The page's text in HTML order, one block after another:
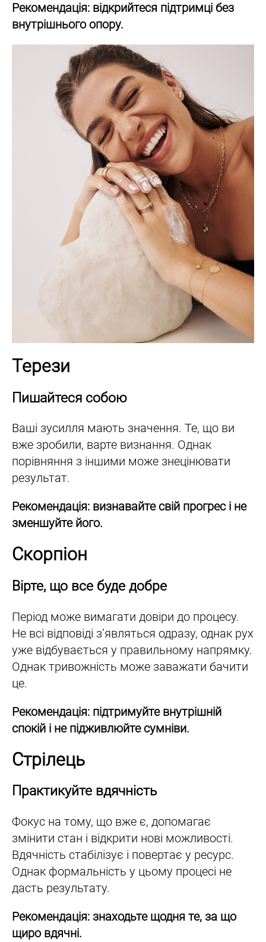
Рекомендація: відкрийтеся підтримці без
внутрішнього опору.
Терези
Пишайтеся собою
Ваші зусилля мають значення. Те, що ви
вже зробили, варте визнання. Однак
порівняння з іншими може знецінювати
результат.
Рекомендація: визнавайте свій прогрес і не
зменшуйте його.
Скорпіон
Вірте, що все буде добре
Період може вимагати довіри до процесу.
Не всі відповіді з’являться одразу, однак рух
уже відбувається у правильному напрямку.
Однак тривожність може заважати бачити
це.
Рекомендація: підтримуйте внутрішній
спокій і не підживлюйте сумніви.
Стрілець
Практикуйте вдячність
Фокус на тому, що вже є, допомагає
змінити стан і відкрити нові можливості.
Вдячність стабілізує і повертає у ресурс.
Однак формальність у цьому процесі не
дасть результату.
Рекомендація: знаходьте щодня те, за що
щиро вдячні.